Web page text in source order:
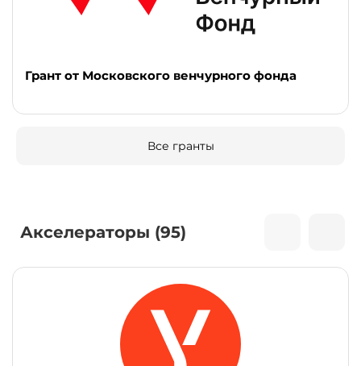
Грант от Московского венчурного фонда
Все гранты
Акселераторы (95)